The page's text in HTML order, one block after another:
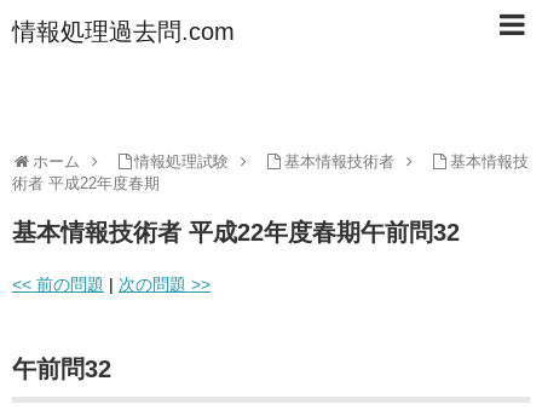
情報処理過去問.com
ホーム 情報処理試験 基本情報技術者
基本情報技
術者 平成22年度春期
基本情報技術者 平成22年度春期午前問32
<< 前の問題 | 次の問題 >>
午前問32